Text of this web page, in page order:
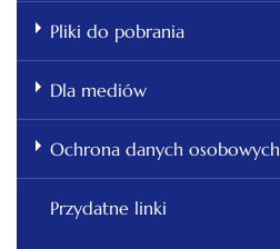
Pliki do pobrania
Dla mediów
Ochrona danych osobowych
Przydatne linki